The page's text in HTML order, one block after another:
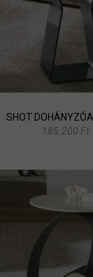
SHOT
185.200 Ft